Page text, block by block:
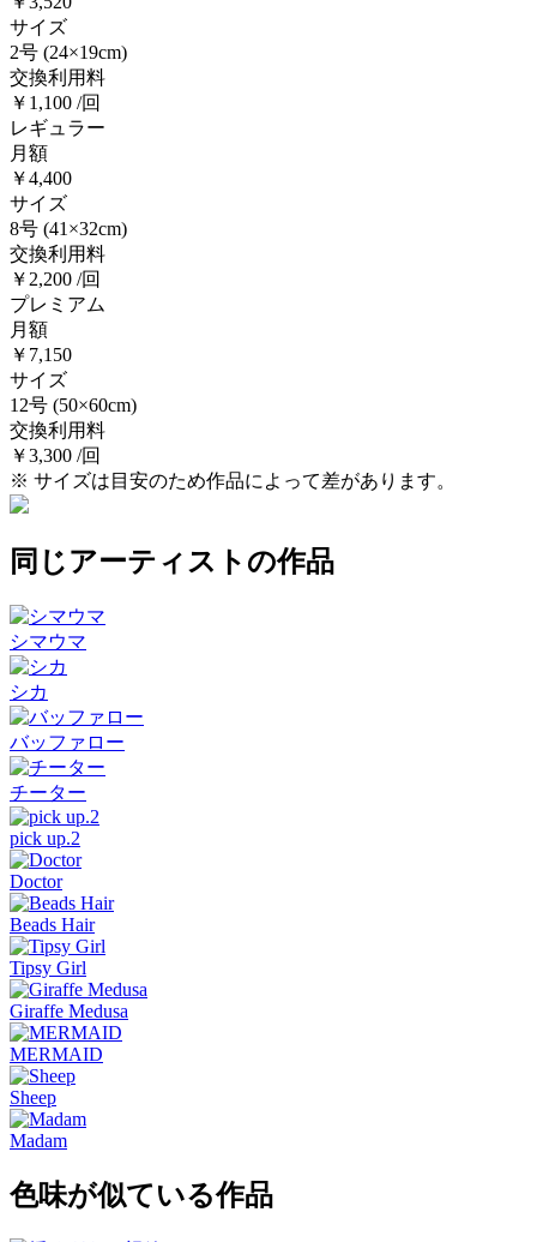
サイズ
2号 (24×19cm)
交換利用料
￥1,100 /回
レギュラー
月額
￥4,400
サイズ
8号 (41×32cm)
交換利用料
￥2,200 /回
プレミアム
月額
￥7,150
サイズ
12号 (50×60cm)
交換利用料
￥3,300 /回
※ サイズは目安のため作品によって差があります。
同じアーティストの作品
シマウマ
シカ
バッファロー
チーター
pick up.2
Doctor
Beads Hair
Tipsy Girl
Giraffe Medusa
MERMAID
Sheep
Madam
色味が似ている作品